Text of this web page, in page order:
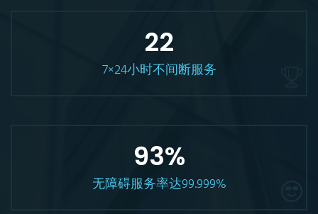
24
7×24小时不间断服务
99.999
无障碍服务率达99.999%